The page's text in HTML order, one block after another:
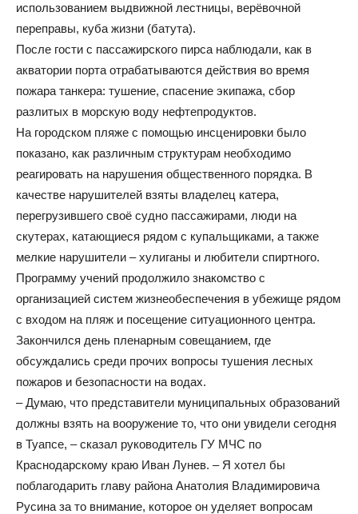
использованием выдвижной лестницы, верёвочной
переправы, куба жизни (батута).
После гости с пассажирского пирса наблюдали, как в
акватории порта отрабатываются действия во время
пожара танкера: тушение, спасение экипажа, сбор
разлитых в морскую воду нефтепродуктов.
На городском пляже с помощью инсценировки было
показано, как различным структурам необходимо
реагировать на нарушения общественного порядка. В
качестве нарушителей взяты владелец катера,
перегрузившего своё судно пассажирами, люди на
скутерах, катающиеся рядом с купальщиками, а также
мелкие нарушители – хулиганы и любители спиртного.
Программу учений продолжило знакомство с
организацией систем жизнеобеспечения в убежище рядом
с входом на пляж и посещение ситуационного центра.
Закончился день пленарным совещанием, где
обсуждались среди прочих вопросы тушения лесных
пожаров и безопасности на водах.
– Думаю, что представители муниципальных образований
должны взять на вооружение то, что они увидели сегодня
в Туапсе, – сказал руководитель ГУ МЧС по
Краснодарскому краю Иван Лунев. – Я хотел бы
поблагодарить главу района Анатолия Владимировича
Русина за то внимание, которое он уделяет вопросам